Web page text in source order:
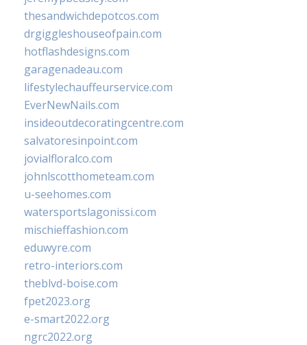
thesandwichdepotcos.com
drgiggleshouseofpain.com
hotflashdesigns.com
garagenadeau.com
lifestylechauffeurservice.com
EverNewNails.com
insideoutdecoratingcentre.com
salvatoresinpoint.com
jovialfloralco.com
johnlscotthometeam.com
u-seehomes.com
watersportslagonissi.com
mischieffashion.com
eduwyre.com
retro-interiors.com
theblvd-boise.com
fpet2023.org
e-smart2022.org
ngrc2022.org